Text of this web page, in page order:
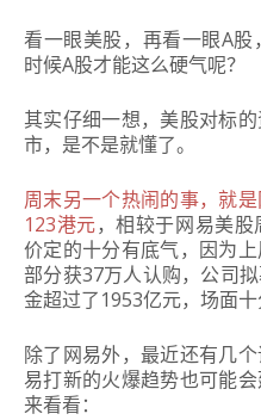
看一眼美股，再看一眼A
时候A股才能这么硬气呢？
其实仔细一想，美股对标
市，是不是就懂了。
周末另一个热闹的事，就
123港元，相较于网易美
价定的十分有底气，因为
部分获37万人认购，公司
金超过了1953亿元，场面十
除了网易外，最近还有几
易打新的火爆趋势也可能
来看看：